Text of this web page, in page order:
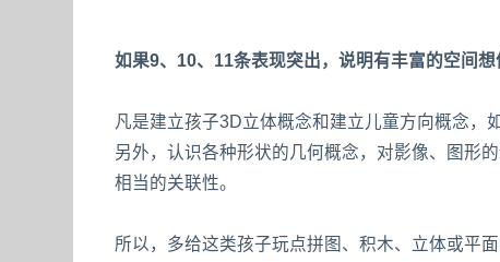
如果9、10、11条表现突出，说明有丰富的空间想
凡是建立孩子3D立体概念和建立儿童方向概念，
另外，认识各种形状的几何概念，对影像、图形
相当的关联性。
所以，多给这类孩子玩点拼图、积木、立体或平